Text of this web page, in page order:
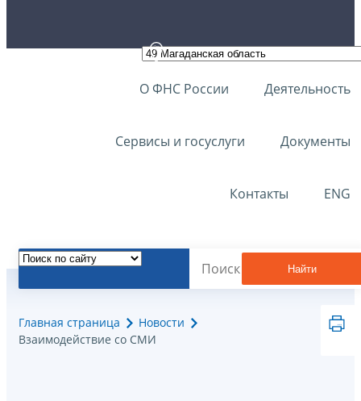
О ФНС России Деятельность
Сервисы и госуслуги Документы
Контакты ENG
Найти
Главная страница
Новости
Взаимодействие со СМИ